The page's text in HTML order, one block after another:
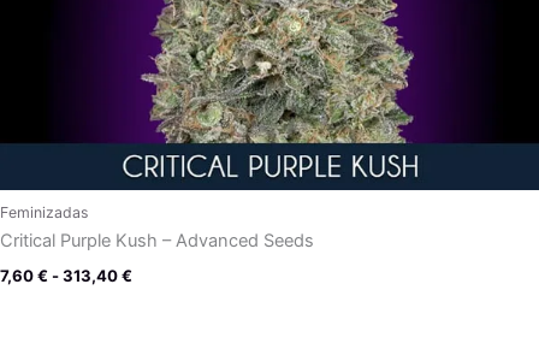
Feminizadas
Critical Purple Kush – Advanced Seeds
7,60€-313,40€